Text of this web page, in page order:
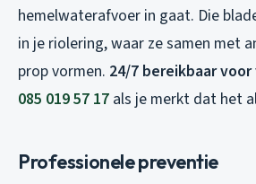
hemelwaterafvoer in gaat. Die
in je riolering, waar ze samen met
prop vormen. 24/7 bereikbaar
085 019 57 17 als je merkt dat het
Professionele preventie